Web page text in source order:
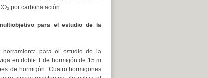
por carbonatación.
para el estudio de la
herramienta para el estudio de la
en doble T de hormigón de 15 m
de hormigón. Cuatro hormigones